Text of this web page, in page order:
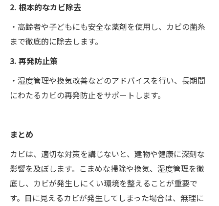
2. 根本的なカビ除去
・高齢者や子どもにも安全な薬剤を使用し、カビの菌糸
まで徹底的に除去します。
3. 再発防止策
・湿度管理や換気改善などのアドバイスを行い、長期間
にわたるカビの再発防止をサポートします。
まとめ
カビは、適切な対策を講じないと、建物や健康に深刻な
影響を及ぼします。こまめな掃除や換気、湿度管理を徹
底し、カビが発生しにくい環境を整えることが重要で
す。目に見えるカビが発生してしまった場合は、無理に